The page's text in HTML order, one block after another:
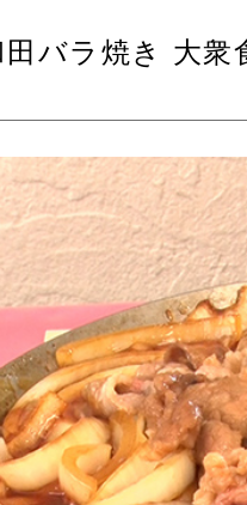
田バラ焼き 大